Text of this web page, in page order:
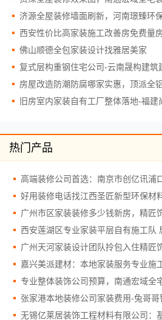
佛山顺德全包家装设计找雅居美家
热门产品
高端装修公司首选：南京市创亿讯浦
好用装修电话找江西圣匠新型环保材
广州市区家装装修多少钱新房，精匠
西安莲湖区专业家装平层自有施工队
广州天河家装设计团队拎包入住精匠
嘉兴美派建材：本地家装服务专业施